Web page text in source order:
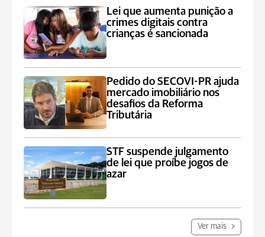
Lei que aumenta punição a
crimes digitais contra
crianças é sancionada
Pedido do SECOVI-PR ajuda
mercado imobiliário nos
desafios da Reforma
Tributária
STF suspende julgamento
de lei que proíbe jogos de
azar
Ver mais